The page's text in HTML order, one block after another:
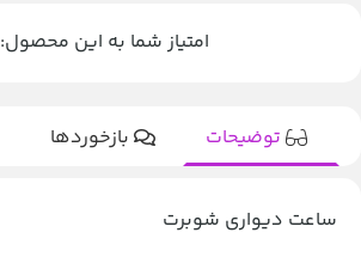
امتیاز شما به این محصول:
توضیحات بازخوردها
ساعت دیواری شوبرت